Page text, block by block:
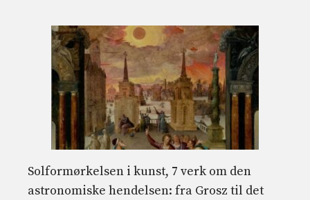
Solformørkelsen i kunst, 7 verk om den
astronomiske hendelsen: fra Grosz til det